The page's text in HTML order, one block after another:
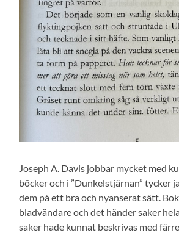
Joseph A. Davis jobbar mycket med
böcker och i ”Dunkelstjärnan” tycker
dem på ett bra och nyanserat sätt.
bladvändare och det händer saker
saker hade kunnat beskrivas med